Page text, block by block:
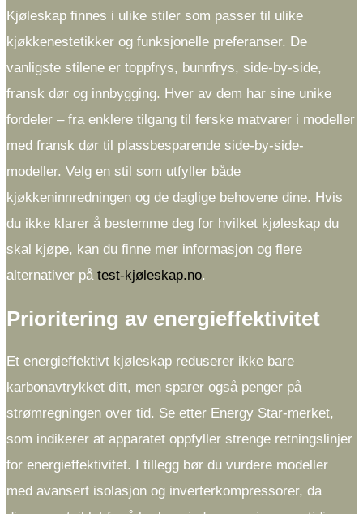
Kjøleskap finnes i ulike stiler som passer til ulike
kjøkkenestetikker og funksjonelle preferanser. De
vanligste stilene er toppfrys, bunnfrys, side-by-side,
fransk dør og innbygging. Hver av dem har sine unike
fordeler – fra enklere tilgang til ferske matvarer i modeller
med fransk dør til plassbesparende side-by-side-
modeller. Velg en stil som utfyller både
kjøkkeninnredningen og de daglige behovene dine. Hvis
du ikke klarer å bestemme deg for hvilket kjøleskap du
skal kjøpe, kan du finne mer informasjon og flere
alternativer på test-kjøleskap.no.
Prioritering av energieffektivitet
Et energieffektivt kjøleskap reduserer ikke bare
karbonavtrykket ditt, men sparer også penger på
strømregningen over tid. Se etter Energy Star-merket,
som indikerer at apparatet oppfyller strenge retningslinjer
for energieffektivitet. I tillegg bør du vurdere modeller
med avansert isolasjon og inverterkompressorer, da